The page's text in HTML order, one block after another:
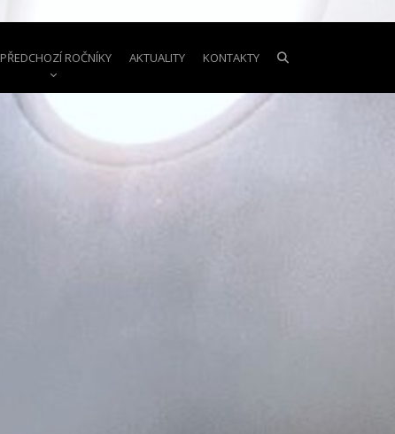
PŘEDCHOZÍ ROČNÍKY AKTUALITY KONTAKTY